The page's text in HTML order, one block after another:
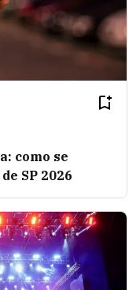
como se
SP 2026